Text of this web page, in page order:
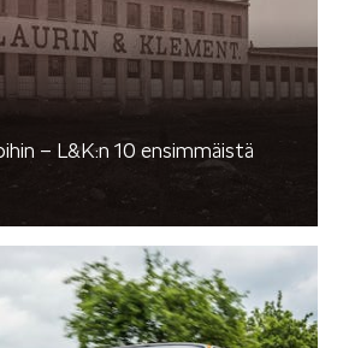
KODIAQ
SUPERB
– L&K:n 10 ensimmäistä